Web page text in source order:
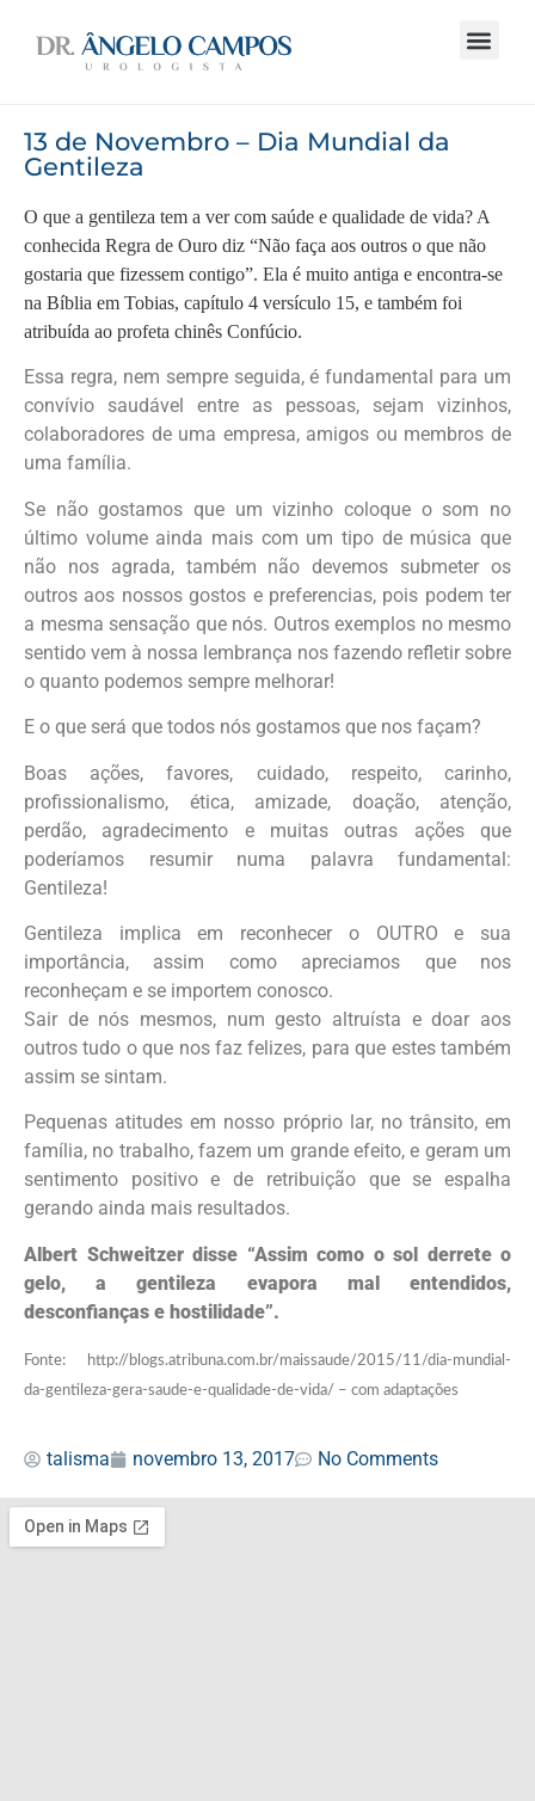
13 de Novembro – Dia Mundial da
Gentileza
O que a gentileza tem a ver com saúde e qualidade de vida? A
conhecida Regra de Ouro diz “Não faça aos outros o que não
gostaria que fizessem contigo”. Ela é muito antiga e encontra-se
na Bíblia em Tobias, capítulo 4 versículo 15, e também foi
atribuída ao profeta chinês Confúcio.
Essa regra, nem sempre seguida, é fundamental para um
convívio saudável entre as pessoas, sejam vizinhos,
colaboradores de uma empresa, amigos ou membros de
uma família.
Se não gostamos que um vizinho coloque o som no
último volume ainda mais com um tipo de música que
não nos agrada, também não devemos submeter os
outros aos nossos gostos e preferencias, pois podem ter
a mesma sensação que nós. Outros exemplos no mesmo
sentido vem à nossa lembrança nos fazendo refletir sobre
o quanto podemos sempre melhorar!
E o que será que todos nós gostamos que nos façam?
Boas ações, favores, cuidado, respeito, carinho,
profissionalismo, ética, amizade, doação, atenção,
perdão, agradecimento e muitas outras ações que
poderíamos resumir numa palavra fundamental:
Gentileza!
Gentileza implica em reconhecer o OUTRO e sua
importância, assim como apreciamos que nos
reconheçam e se importem conosco.
Sair de nós mesmos, num gesto altruísta e doar aos
outros tudo o que nos faz felizes, para que estes também
assim se sintam.
Pequenas atitudes em nosso próprio lar, no trânsito, em
família, no trabalho, fazem um grande efeito, e geram um
sentimento positivo e de retribuição que se espalha
gerando ainda mais resultados.
Albert Schweitzer disse “Assim como o sol derrete o
gelo, a gentileza evapora mal entendidos,
desconfianças e hostilidade”.
Fonte: http://blogs.atribuna.com.br/maissaude/2015/11/dia-mundial-
da-gentileza-gera-saude-e-qualidade-de-vida/ – com adaptações
talisma novembro 13, 2017 No Comments